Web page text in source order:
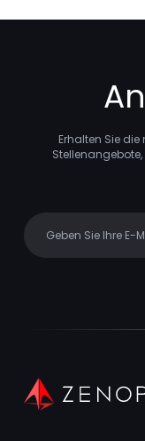
Erhalten Sie